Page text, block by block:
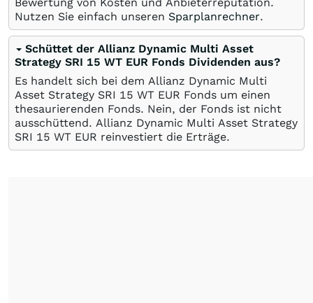
Nutzen Sie einfach unseren Sparplanrechner.
Schüttet der Allianz Dynamic Multi Asset
Strategy SRI 15 WT EUR Fonds Dividenden aus?
Es handelt sich bei dem Allianz Dynamic Multi
Asset Strategy SRI 15 WT EUR Fonds um einen
thesaurierenden Fonds. Nein, der Fonds ist nicht
ausschüttend. Allianz Dynamic Multi Asset Strategy
SRI 15 WT EUR reinvestiert die Erträge.